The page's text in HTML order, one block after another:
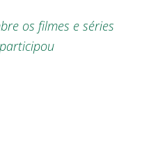
os filmes e séries